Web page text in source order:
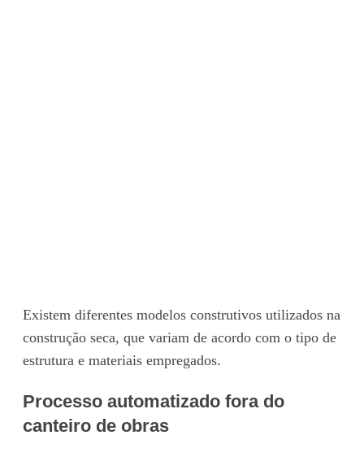
Existem diferentes modelos construtivos utilizados na
construção seca, que variam de acordo com o tipo de
estrutura e materiais empregados.
Processo automatizado fora do
canteiro de obras